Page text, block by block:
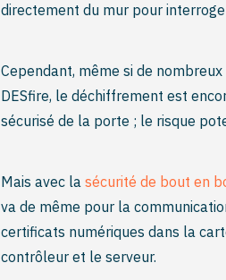
directement du mur pour
Cependant, même si de
DESfire, le déchiffrement est
sécurisé de la porte ; le risque
Mais avec la sécurité de bout en
va de même pour la
certificats numériques dans la
contrôleur et le serveur.